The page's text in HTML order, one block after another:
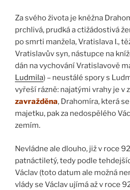
Za svého života je kněžna
prchlivá, prudká a ctižádostivá
po smrti manžela, Vratislava I.,
Vratislavův syn, nástupce na
dán na vychování Vratislavově
Ludmila) – neustálé spory s
vyřeší rázně: najatými vrahy je v
zavražděna, Drahomíra, která
majetku, pak za nedospělého
zemím.
Nevládne ale dlouho, již v roce
patnáctiletý, tedy podle
Václav (toto datum ale možná
vlády se Václav ujímá až v roce